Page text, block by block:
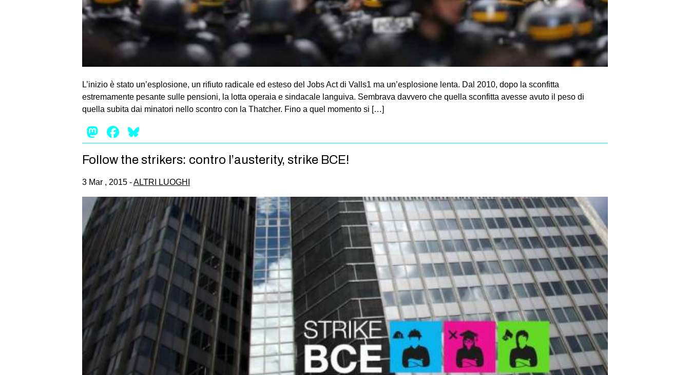
L’inizio è stato un’esplosione, un rifiuto radicale ed esteso del Jobs Act di Valls1 ma un’esplosione lenta. Dal 2010, dopo la sconfitta
estremamente pesante sulle pensioni, la lotta operaia e sindacale languiva. Sembrava davvero che quella sconfitta avesse avuto il peso di
quella subita dai minatori nello scontro con la Thatcher. Fino a quel momento si […]
Mastodon
Facebook
Follow the strikers: contro l’austerity, strike BCE!
3 Mar , 2015 -ALTRI LUOGHI